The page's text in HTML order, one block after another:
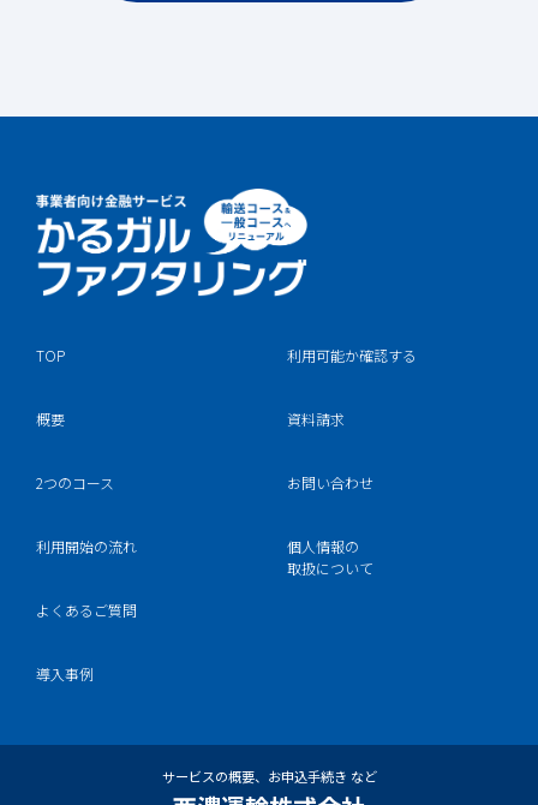
TOP
概要
2つのコース
利用開始の流れ
よくあるご質問
導入事例
利用可能か確認する
資料請求
お問い合わせ
個人情報の
取扱について
サービスの概要、お申込手続き など